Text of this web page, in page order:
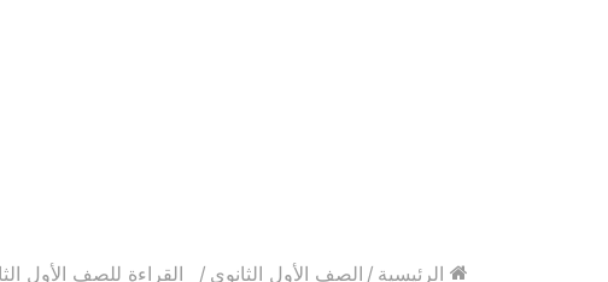
الرئيسية / الصف الأول الثانوي / القراءة للصف الأول